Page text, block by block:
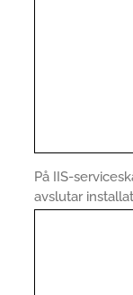
På IIS-
avslutar